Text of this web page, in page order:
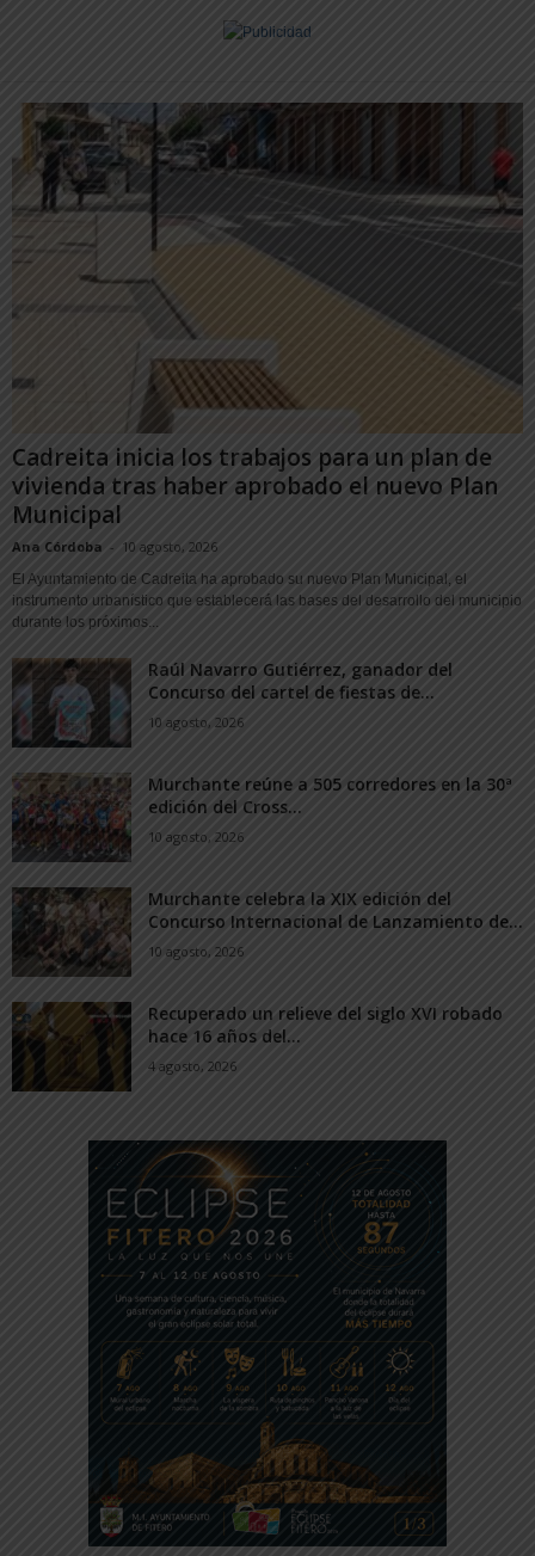
Cadreita inicia los trabajos para un plan de
vivienda tras haber aprobado el nuevo Plan
Municipal
Ana Córdoba - 10 agosto, 2026
El Ayuntamiento de Cadreita ha aprobado su nuevo Plan Municipal, el
instrumento urbanístico que establecerá las bases del desarrollo del municipio
durante los próximos...
Raúl Navarro Gutiérrez, ganador del
Concurso del cartel de fiestas de...
10 agosto, 2026
Murchante reúne a 505 corredores en la 30ª
edición del Cross...
10 agosto, 2026
Murchante celebra la XIX edición del
Concurso Internacional de Lanzamiento de...
10 agosto, 2026
Recuperado un relieve del siglo XVI robado
hace 16 años del...
4 agosto, 2026